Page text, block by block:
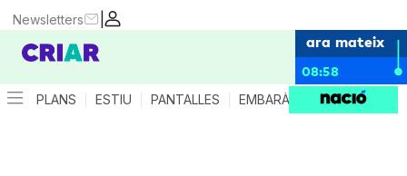
|
Newsletters
ara mateix
08:58
PLANS ESTIU PANTALLES EMBARÀS CRIANÇA